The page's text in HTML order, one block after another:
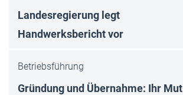
Landesregierung legt
Handwerksbericht vor
Betriebsführung
Gründung und Übernahme: Ihr Mut